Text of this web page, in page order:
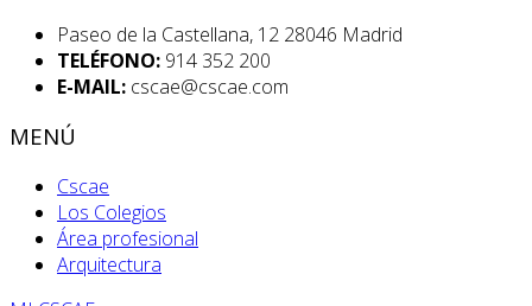
Paseo de la Castellana, 12 28046 Madrid
TELÉFONO: 914 352 200
E-MAIL: cscae@cscae.com
MENÚ
Cscae
Los Colegios
Área profesional
Arquitectura